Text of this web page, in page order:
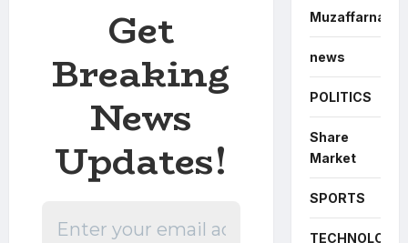
Get
Breaking
News
Updates!
Muzaffarnagar
news
POLITICS
Share
Market
SPORTS
TECHNOLOGY